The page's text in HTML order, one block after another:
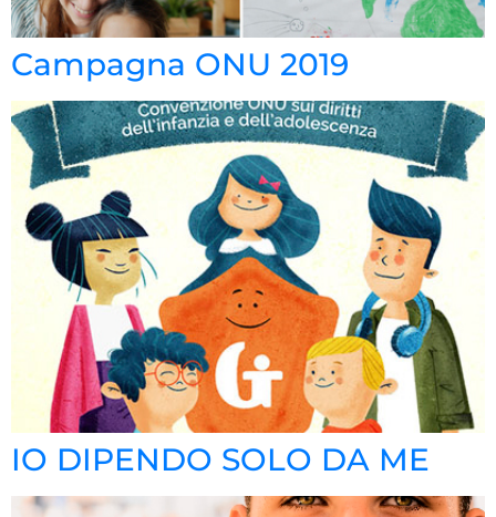
Campagna ONU 2019
IO DIPENDO SOLO DA ME